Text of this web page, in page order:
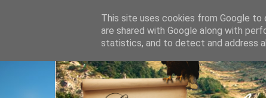
This site uses cookies from Google to
are shared with Google along with
statistics, and to detect and address